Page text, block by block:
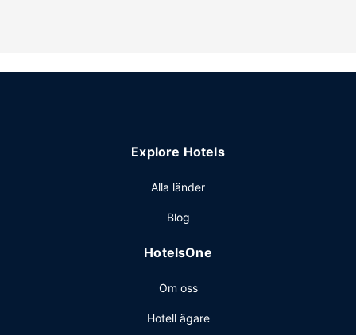
parkering erbjuds på plats.Explore Hotels
Alla länder
Blog
HotelsOne
Om oss
Hotell ägare